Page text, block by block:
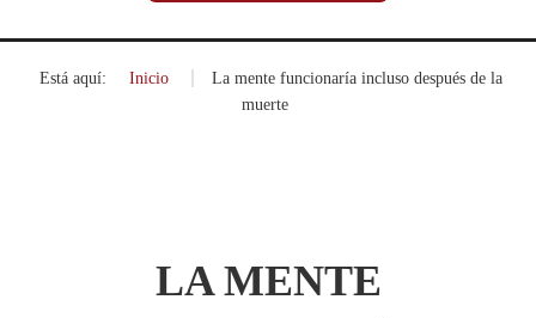
Está aquí: Inicio
La mente funcionaría incluso después de la
muerte
LA MENTE